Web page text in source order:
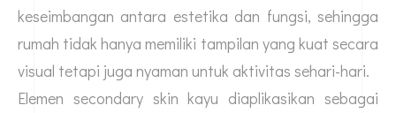
keseimbangan antara estetika dan fungsi, sehingga
rumah tidak hanya memiliki tampilan yang kuat secara
visual tetapi juga nyaman untuk aktivitas sehari-hari.
Elemen secondary skin kayu diaplikasikan sebagai